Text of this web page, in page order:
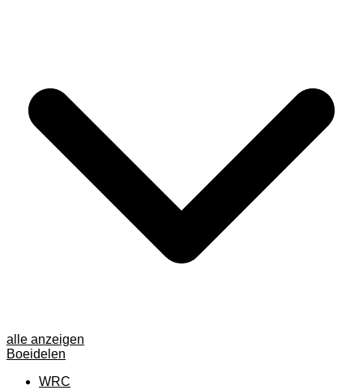
alle anzeigen
Boeidelen
WRC